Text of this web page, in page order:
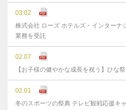
03.02
株式会社 ローズ ホテルズ・インターナ
業務を受託
02.07
【お子様の健やかな成長を祝う】ひな
02.01
冬のスポーツの祭典 テレビ観戦応援キ